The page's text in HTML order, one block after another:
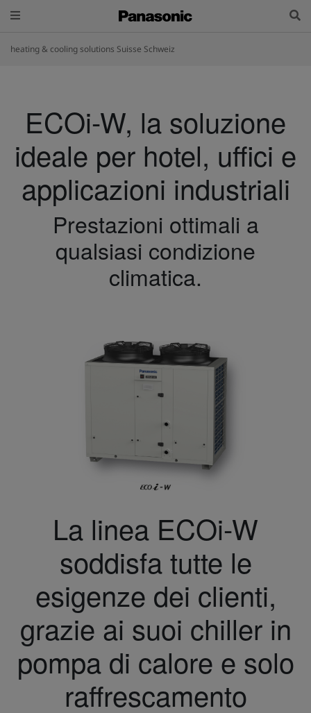
heating & cooling solutions Suisse Schweiz
ECOi-W, la soluzione
ideale per hotel, uffici e
applicazioni industriali
Prestazioni ottimali a
qualsiasi condizione
climatica.
La linea ECOi-W
soddisfa tutte le
esigenze dei clienti,
grazie ai suoi chiller in
pompa di calore e solo
raffrescamento